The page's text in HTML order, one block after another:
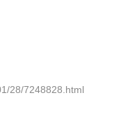
28/7248828.html